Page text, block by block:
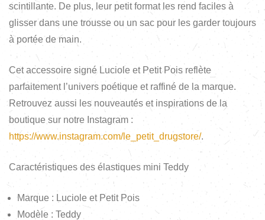
scintillante. De plus, leur petit format les rend faciles à
glisser dans une trousse ou un sac pour les garder toujours
à portée de main.
Cet accessoire signé Luciole et Petit Pois reflète
parfaitement l’univers poétique et raffiné de la marque.
Retrouvez aussi les nouveautés et inspirations de la
boutique sur notre Instagram :
https://www.instagram.com/le_petit_drugstore/.
Caractéristiques des élastiques mini Teddy
Marque : Luciole et Petit Pois
Modèle : Teddy